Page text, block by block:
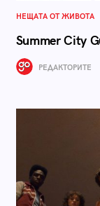
НЕЩАТА ОТ ЖИВОТА
Summer City
РЕДАКТОРИТЕ